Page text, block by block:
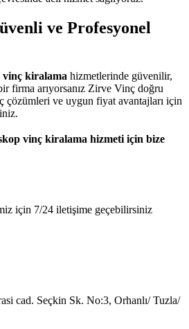
ve Profesyonel
vinç kiralama hizmetlerinde güvenilir,
firma arıyorsanız Zirve Vinç doğru
çözümleri ve uygun fiyat avantajları için
vinç kiralama hizmeti için bize
için 7/24 iletişime geçebilirsiniz
cad. Seçkin Sk. No:3, Orhanlı/ Tuzla/